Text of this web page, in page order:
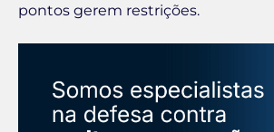
pontos gerem restrições.